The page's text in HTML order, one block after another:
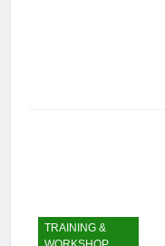
TRAINING &